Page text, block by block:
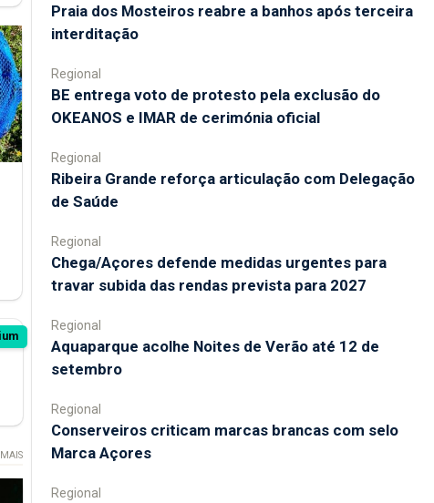
Praia dos Mosteiros reabre a banhos após terceira
interditação
Regional
BE entrega voto de protesto pela exclusão do
OKEANOS e IMAR de cerimónia oficial
Regional
Ribeira Grande reforça articulação com Delegação
de Saúde
Regional
Chega/Açores defende medidas urgentes para
travar subida das rendas prevista para 2027
Regional
Aquaparque acolhe Noites de Verão até 12 de
setembro
Regional
Conserveiros criticam marcas brancas com selo
Marca Açores
Regional